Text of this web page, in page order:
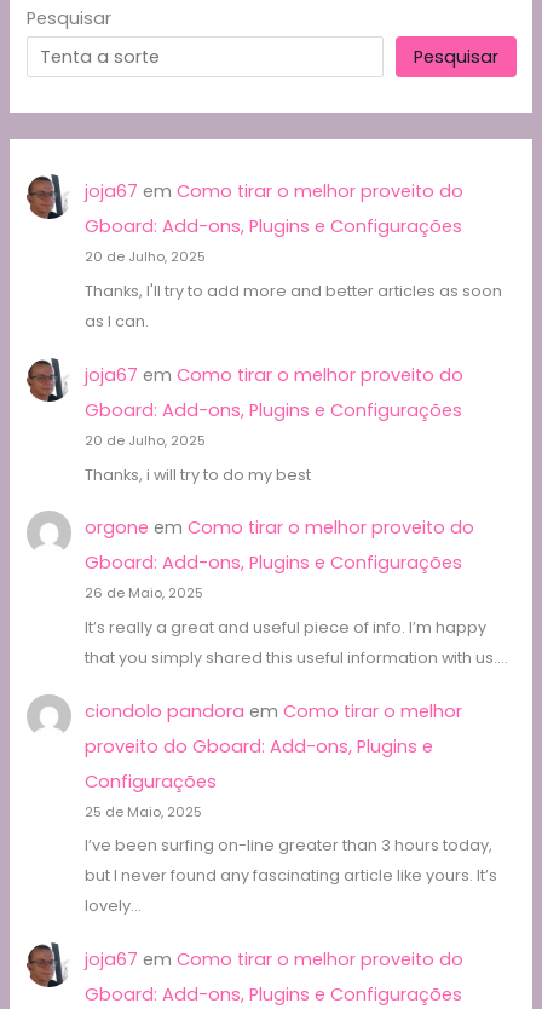
Pesquisar
Pesquisar
joja67 em Como tirar o melhor proveito do
Gboard: Add-ons, Plugins e Configurações
20 de Julho, 2025
Thanks, I'll try to add more and better articles as soon
as I can.
joja67 em Como tirar o melhor proveito do
Gboard: Add-ons, Plugins e Configurações
20 de Julho, 2025
Thanks, i will try to do my best
orgone em Como tirar o melhor proveito do
Gboard: Add-ons, Plugins e Configurações
26 de Maio, 2025
It’s really a great and useful piece of info. I’m happy
that you simply shared this useful information with us.…
ciondolo pandora em Como tirar o melhor
proveito do Gboard: Add-ons, Plugins e
Configurações
25 de Maio, 2025
I’ve been surfing on-line greater than 3 hours today,
but I never found any fascinating article like yours. It’s
lovely…
joja67 em Como tirar o melhor proveito do
Gboard: Add-ons, Plugins e Configurações